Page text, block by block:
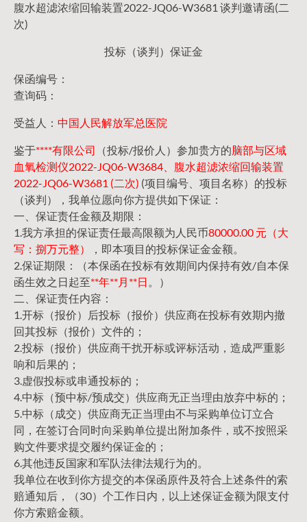
腹水超滤浓缩回输装置2022-JQ06-W3681 谈判邀请函(二
次)
投标（谈判）保证金
保函编号：
查询码：
受益人： 中国人民解放军总医院
鉴于****有限公司 （投标/报价人）参加贵方的脑部与区域
血氧检测仪2022-JQ06-W3684、腹水超滤浓缩回输装置
2022-JQ06-W3681 (二次) (项目编号、项目名称）的投标
（谈判），我单位愿向你方提供如下保证：
一、保证责任金额及期限：
1.我方承担的保证责任最高限额为人民币80000.00 元（大
写：捌万元整）
，即本项目的投标保证金金额。
2.保证期限：（本保函在投标有效期间内保持有效/自本保
函生效之日起至**年**月**日 。）
二、保证责任内容：
1.开标（报价）后投标（报价）供应商在投标有效期内撤
回其投标（报价）文件的；
2.投标（报价）供应商干扰开标或评标活动，造成严重影
响和后果的；
3.虚假投标或串通投标的；
4.中标（预中标/预成交）供应商无正当理由放弃中标的；
5.中标（成交）供应商无正当理由不与采购单位订立合
同，在签订合同时向采购单位提出附加条件，或不按照采
购文件要求提交履约保证金的；
6.其他违反国家和军队法律法规行为的。
我单位在收到你方提交的本保函原件及符合上述条件的索
赔通知后，（30）个工作日内，以上述保证金额为限支付
你方索赔金额。